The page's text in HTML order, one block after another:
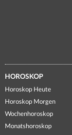
HOROSKOP
Horoskop Heute
Horoskop Morgen
Wochenhoroskop
Monatshoroskop